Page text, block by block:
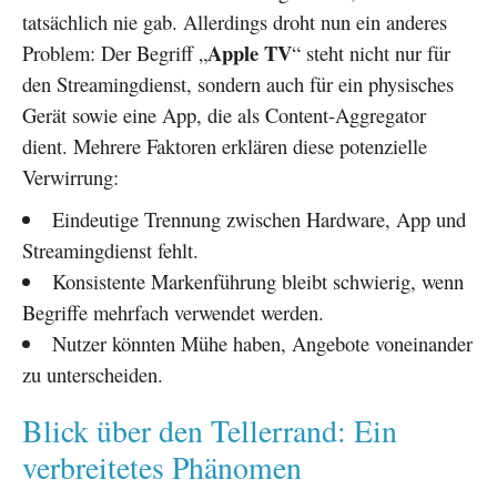
tatsächlich nie gab. Allerdings droht nun ein anderes
Problem: Der Begriff „Apple TV“ steht nicht nur für
den Streamingdienst, sondern auch für ein physisches
Gerät sowie eine App, die als Content-Aggregator
dient. Mehrere Faktoren erklären diese potenzielle
Verwirrung:
Eindeutige Trennung zwischen Hardware, App und
Streamingdienst fehlt.
Konsistente Markenführung bleibt schwierig, wenn
Begriffe mehrfach verwendet werden.
Nutzer könnten Mühe haben, Angebote voneinander
zu unterscheiden.
Blick über den Tellerrand: Ein
verbreitetes Phänomen